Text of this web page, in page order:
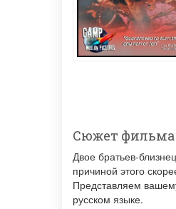
Сюжет фильма
Двое братьев-
причиной этого
Представляем
русском языке.